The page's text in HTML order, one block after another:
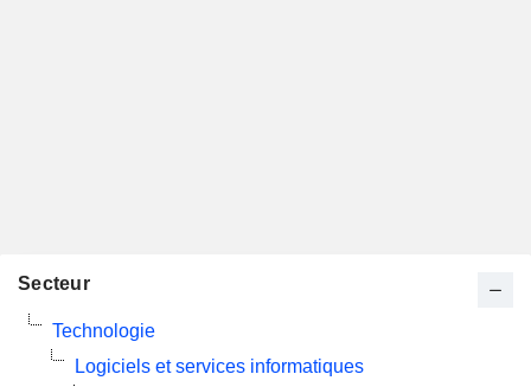
Secteur
Technologie
Logiciels et services informatiques